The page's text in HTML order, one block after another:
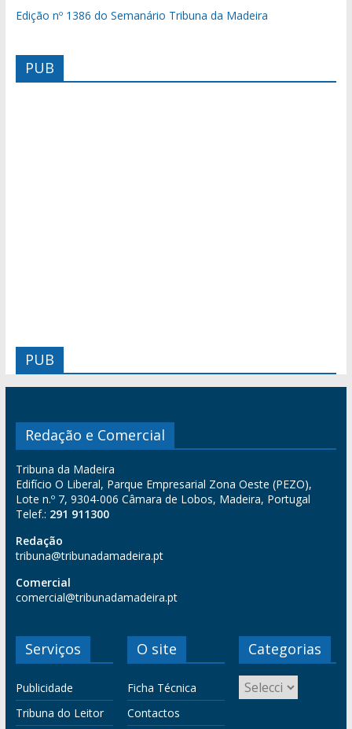
Edição nº 1386 do Semanário Tribuna da Madeira
PUB
PUB
Redação e Comercial
Tribuna da Madeira
Edifício O Liberal, Parque Empresarial Zona Oeste (PEZO),
Lote n.º 7, 9304-006 Câmara de Lobos, Madeira, Portugal
Telef.: 291 911300
Redação
tribuna@tribunadamadeira.pt
Comercial
comercial@tribunadamadeira.pt
Serviços
Publicidade
Tribuna do Leitor
O site
Ficha Técnica
Contactos
Categorias